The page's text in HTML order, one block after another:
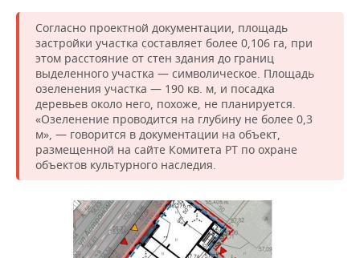
Согласно проектной документации, площадь
застройки участка составляет более 0,106 га, при
этом расстояние от стен здания до границ
выделенного участка — символическое. Площадь
озеленения участка — 190 кв. м, и посадка
деревьев около него, похоже, не планируется.
«Озеленение проводится на глубину не более 0,3
м», — говорится в документации на объект,
размещенной на сайте Комитета РТ по охране
объектов культурного наследия.